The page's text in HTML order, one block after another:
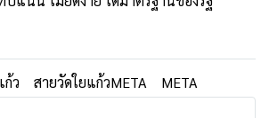
ก้ว สายวัดใยแก้วMETA META